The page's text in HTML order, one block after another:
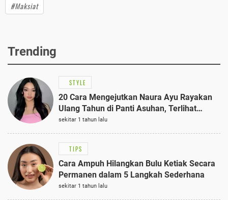
#Maksiat
Trending
STYLE
20 Cara Mengejutkan Naura Ayu Rayakan
Ulang Tahun di Panti Asuhan, Terlihat
Anggun dengan Kaftan Cokelat
sekitar 1 tahun lalu
TIPS
Cara Ampuh Hilangkan Bulu Ketiak Secara
Permanen dalam 5 Langkah Sederhana
sekitar 1 tahun lalu